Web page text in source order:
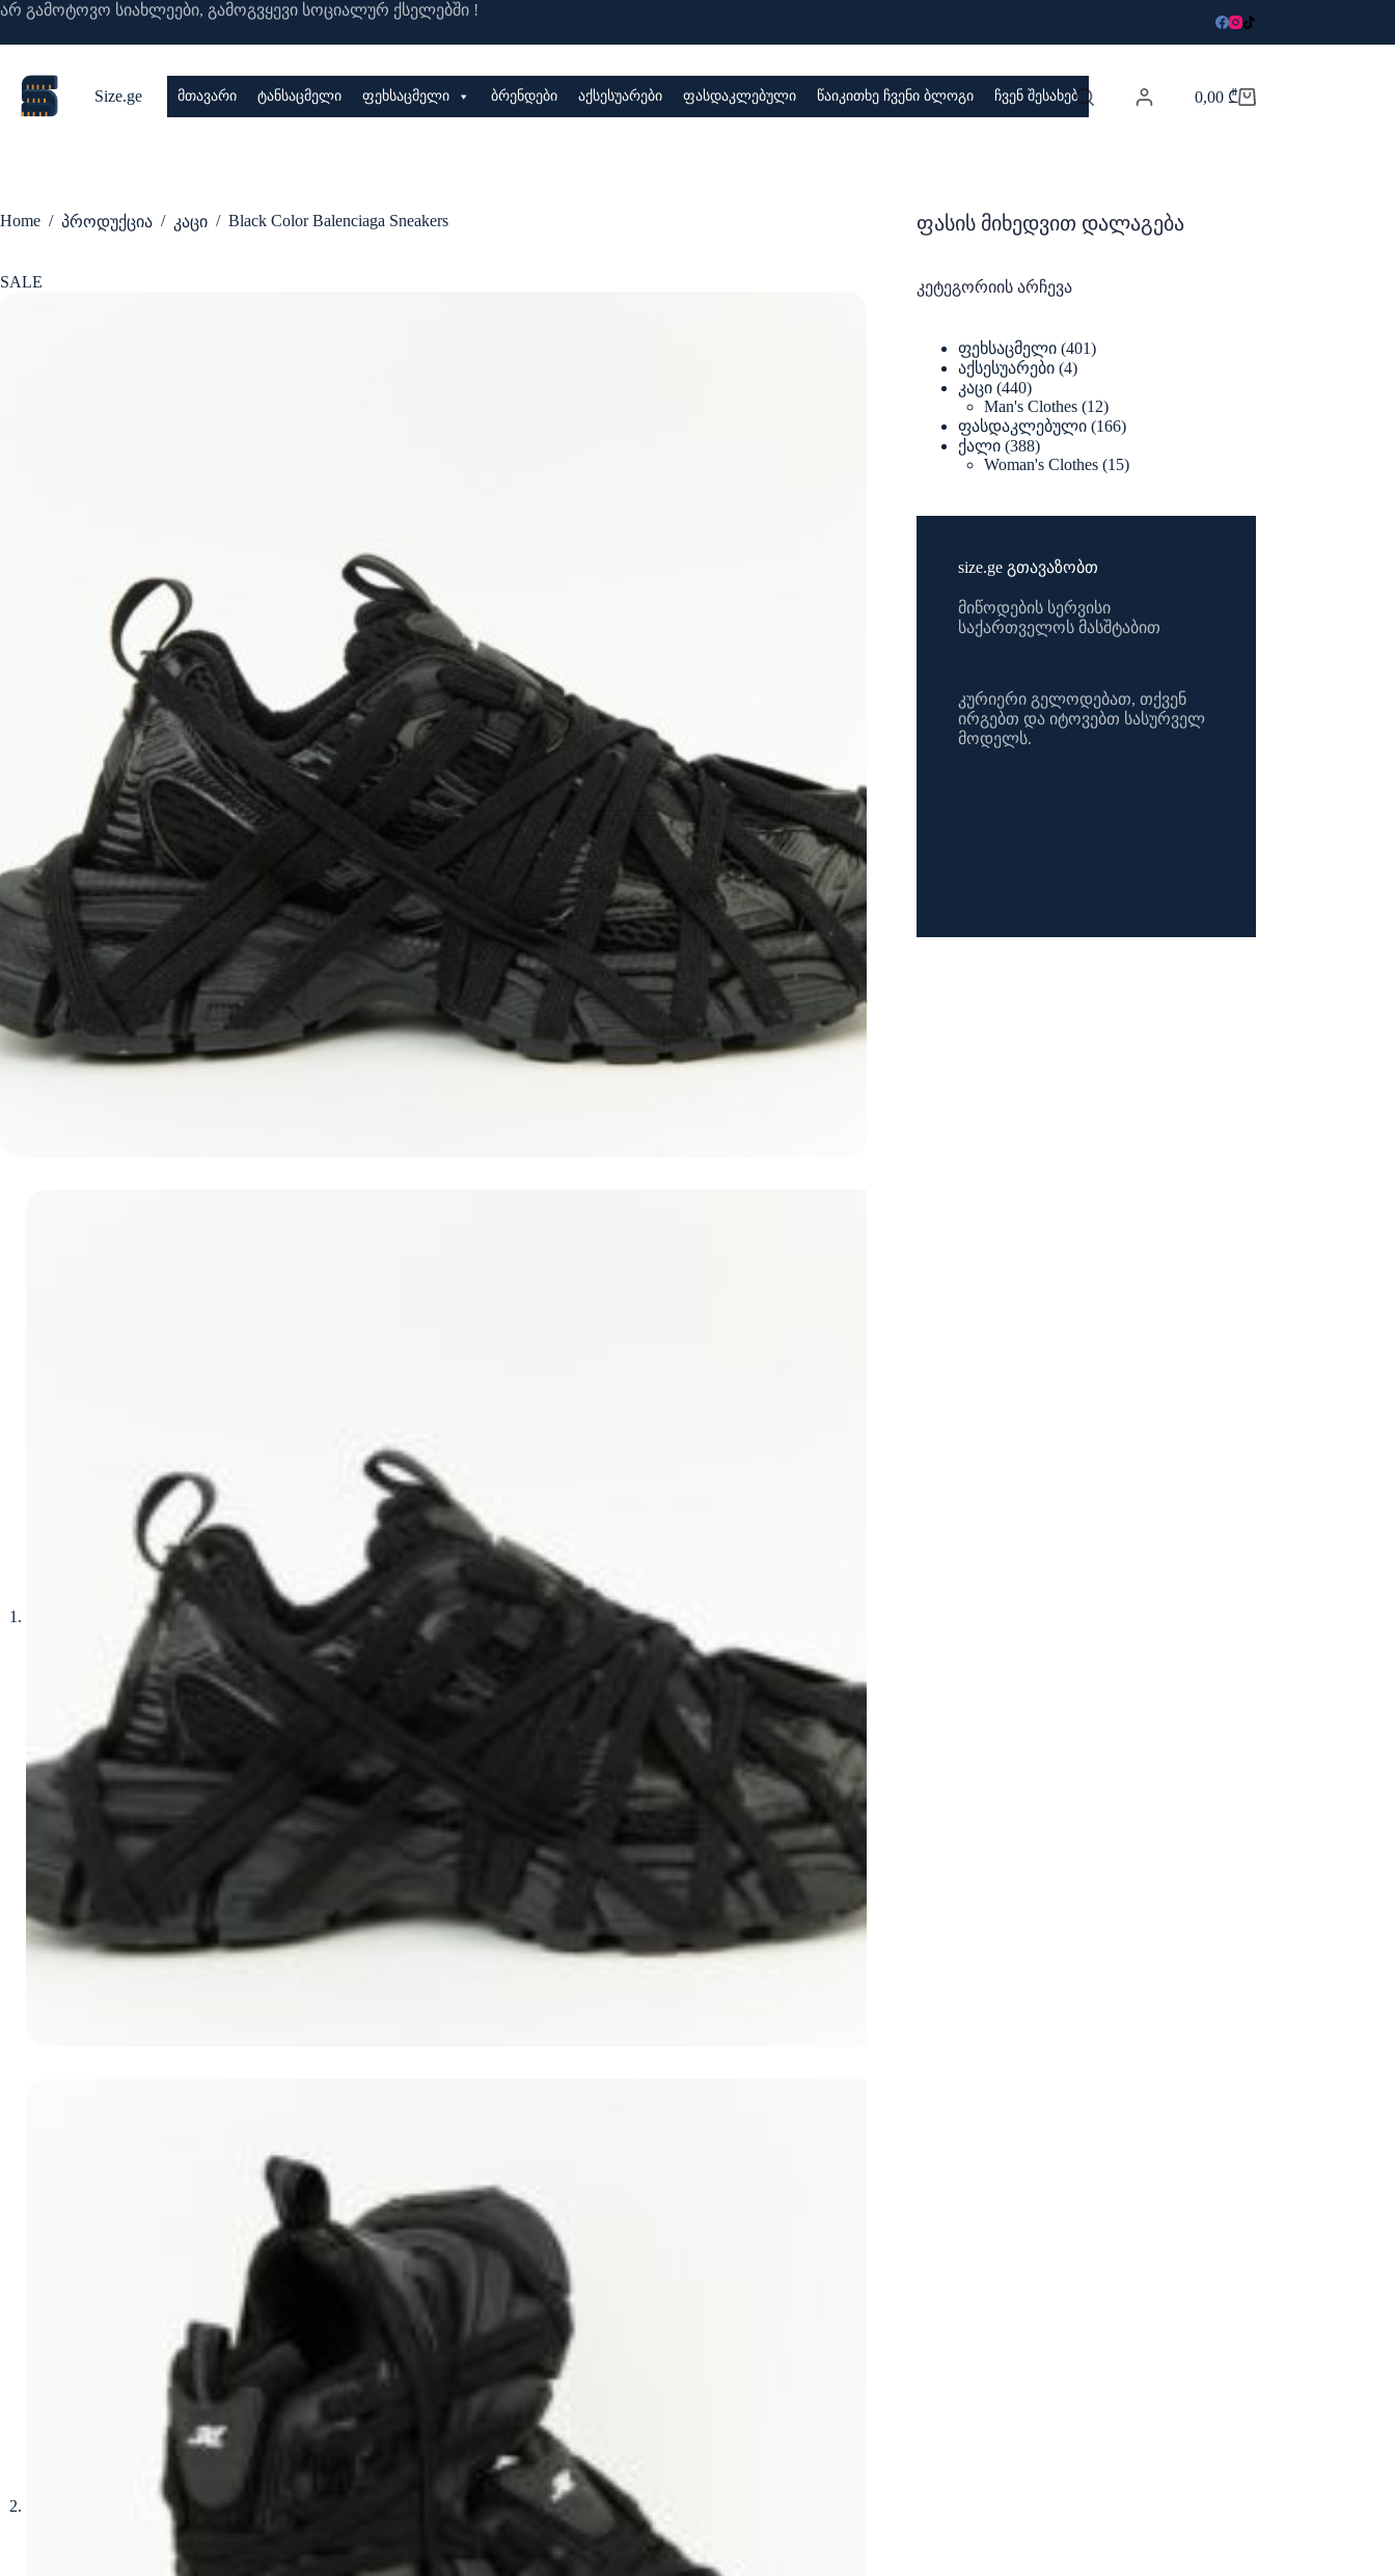
Skip
content
არ გამოტოვო სიახლეები, გამოგვყევი სოციალურ ქსელებში !
Size.ge მთავარი ტანსაცმელი ფეხსაცმელი ბრენდები აქსესუარები ფასდაკლებული წაიკითხე ჩვენი ბლოგი ჩვენ შესახებ
Shopping
0,00 ₾
Home / პროდუქცია / კაცი / Black Color Balenciaga Sneakers
SALE
ფასის მიხედვით დალაგება
კეტეგორიის არჩევა
ფეხსაცმელი 401401
აქსესუარები 44
კაცი 440440
products
Man's Clothes 1212
products
ფასდაკლებული 166166
ქალი 388388
products
Woman's Clothes 1515
size.ge გთავაზობთ
მიწოდების სერვისი
საქართველოს მასშტაბით
კურიერი გელოდებათ, თქვენ
ირგებთ და იტოვებთ სასურველ
მოდელს.